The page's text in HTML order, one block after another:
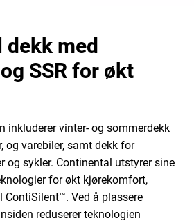
med
SSR for økt
inkluderer vinter- og sommerdekk
og varebiler, samt dekk for
og sykler. Continental utstyrer sine
for økt kjørekomfort,
ContiSilent™. Ved å plassere
reduserer teknologien